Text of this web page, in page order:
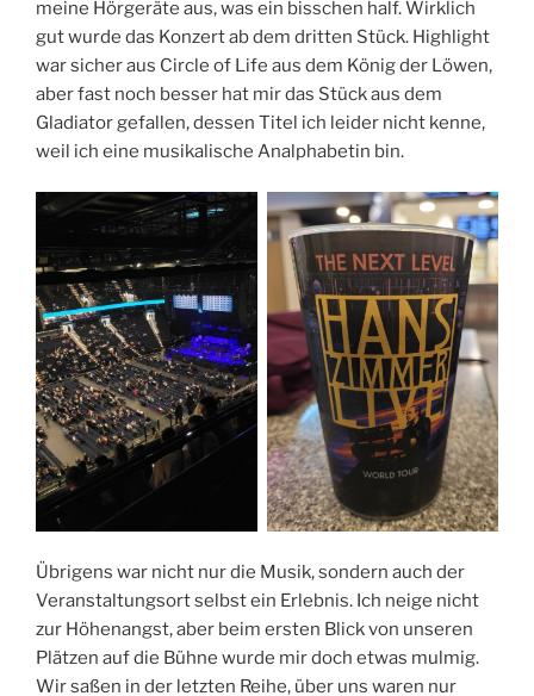
meine Hörgeräte aus, was ein bisschen half. Wirklich
gut wurde das Konzert ab dem dritten Stück. Highlight
war sicher aus Circle of Life aus dem König der Löwen,
aber fast noch besser hat mir das Stück aus dem
Gladiator gefallen, dessen Titel ich leider nicht kenne,
weil ich eine musikalische Analphabetin bin.
Übrigens war nicht nur die Musik, sondern auch der
Veranstaltungsort selbst ein Erlebnis. Ich neige nicht
zur Höhenangst, aber beim ersten Blick von unseren
Plätzen auf die Bühne wurde mir doch etwas mulmig.
Wir saßen in der letzten Reihe, über uns waren nur